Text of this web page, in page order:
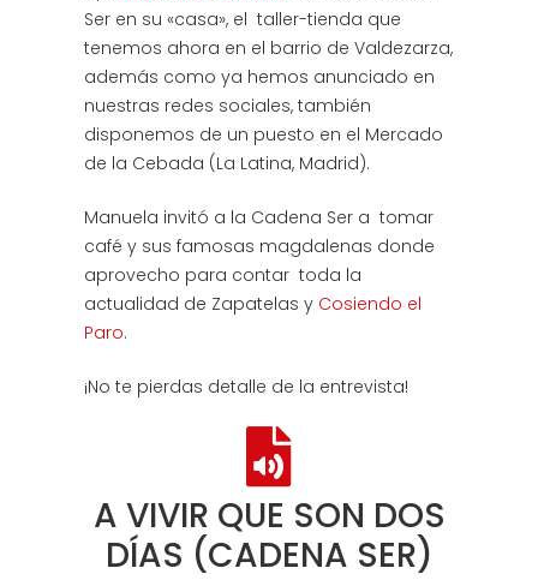
Ser en su «casa», el taller-tienda que
tenemos ahora en el barrio de Valdezarza,
además como ya hemos anunciado en
nuestras redes sociales, también
disponemos de un puesto en el Mercado
de la Cebada (La Latina, Madrid).
Manuela invitó a la Cadena Ser a tomar
café y sus famosas magdalenas donde
aprovecho para contar toda la
actualidad de Zapatelas y Cosiendo el
Paro.
¡No te pierdas detalle de la entrevista!
A VIVIR QUE SON DOS
DÍAS (CADENA SER)